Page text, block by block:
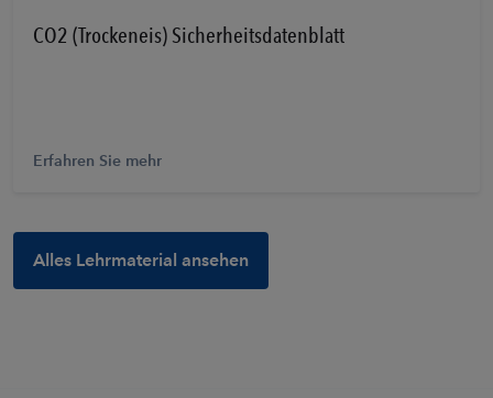
Alles Lehrmaterial ansehen
CO2 (Trockeneis) Sicherheitsdatenblatt
Erfahren Sie mehr